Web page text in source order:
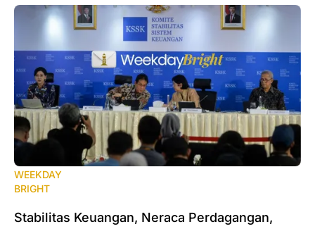
WEEKDAY
BRIGHT
Stabilitas Keuangan, Neraca Perdagangan,